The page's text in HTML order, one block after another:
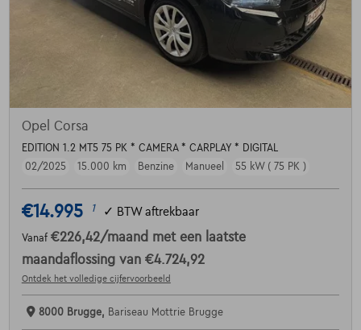
Opel Corsa
EDITION 1.2 MT5 75 PK * CAMERA * CARPLAY * DIGITAL
02/2025
15.000 km Benzine Manueel 55 kW ( 75 PK )
€14.995 1 ✓ BTW aftrekbaar
Vanaf €226,42/maand met een laatste
maandaflossing van €4.724,92
Ontdek het volledige cijfervoorbeeld
8000 Brugge, Bariseau Mottrie Brugge